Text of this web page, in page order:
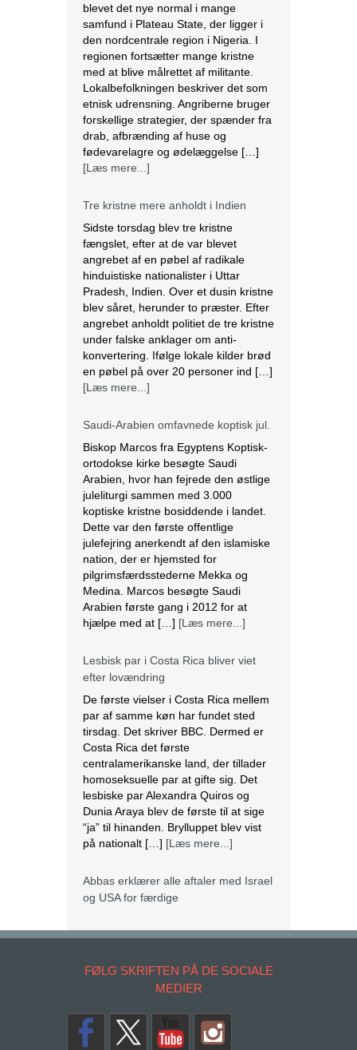
blevet det nye normal i mange
samfund i Plateau State, der ligger i
den nordcentrale region i Nigeria. I
regionen fortsætter mange kristne
med at blive målrettet af militante.
Lokalbefolkningen beskriver det som
etnisk udrensning. Angriberne bruger
forskellige strategier, der spænder fra
drab, afbrænding af huse og
fødevarelagre og ødelæggelse […]
[Læs mere...]
Tre kristne mere anholdt i Indien
Sidste torsdag blev tre kristne
fængslet, efter at de var blevet
angrebet af en pøbel af radikale
hinduistiske nationalister i Uttar
Pradesh, Indien. Over et dusin kristne
blev såret, herunder to præster. Efter
angrebet anholdt politiet de tre kristne
under falske anklager om anti-
konvertering. Ifølge lokale kilder brød
en pøbel på over 20 personer ind […]
[Læs mere...]
Saudi-Arabien omfavnede koptisk jul.
Biskop Marcos fra Egyptens Koptisk-
ortodokse kirke besøgte Saudi
Arabien, hvor han fejrede den østlige
juleliturgi sammen med 3.000
koptiske kristne bosiddende i landet.
Dette var den første offentlige
julefejring anerkendt af den islamiske
nation, der er hjemsted for
pilgrimsfærdsstederne Mekka og
Medina. Marcos besøgte Saudi
Arabien første gang i 2012 for at
hjælpe med at […] [Læs mere...]
Lesbisk par i Costa Rica bliver viet
efter lovændring
De første vielser i Costa Rica mellem
par af samme køn har fundet sted
tirsdag. Det skriver BBC. Dermed er
Costa Rica det første
centralamerikanske land, der tillader
homoseksuelle par at gifte sig. Det
lesbiske par Alexandra Quiros og
Dunia Araya blev de første til at sige
“ja” til hinanden. Brylluppet blev vist
på nationalt […] [Læs mere...]
Abbas erklærer alle aftaler med Israel
og USA for færdige
og forståelser med Israel og USA for
palæstinensiske præsident tirsdag
ifølge det palæstinensiske
Befrielsesorganisation (PLO) og
staten Palæstina er fra i dag fritaget
for alle aftaler og forståelser med den
FØLG SKRIFTEN PÅ DE SOCIALE